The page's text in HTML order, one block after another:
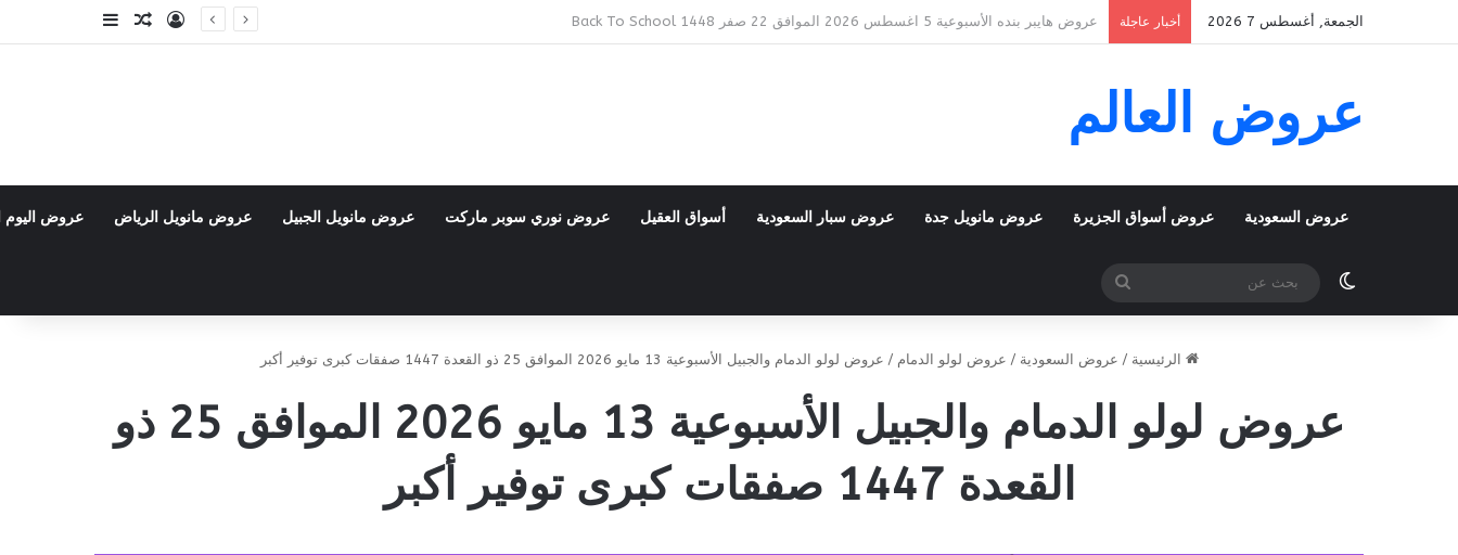
الجمعة, أغسطس 7 2026 أخبار عاجلة عروض بنده الأسبوعية 5 اغسطس 2026 الموافق 22 صفر 1448 Back To School تسجيل الدخول
مقال عشوائي
إضافة عمود
عروض العالم
عروض السعودية عروض أسواق الجزيرة عروض مانويل جدة عروض سبار السعودية أسواق العقيل عروض نوري سوبر ماركت عروض مانويل الجبيل عروض مانويل الرياض عروض اليوم
الوضع المظلم
بحث
عن
الرئيسية / عروض السعودية / عروض لولو الدمام / عروض لولو الدمام والجبيل الأسبوعية 13 مايو 2026 الموافق 25 ذو القعدة 1447 صفقات كبرى توفير أكبر
عروض لولو الدمام والجبيل الأسبوعية 13 مايو 2026 الموافق 25 ذو
القعدة 1447 صفقات كبرى توفير أكبر